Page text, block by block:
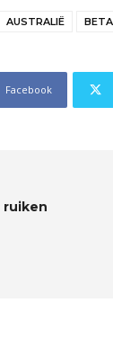
AUSTRALIË
Facebook
ruiken